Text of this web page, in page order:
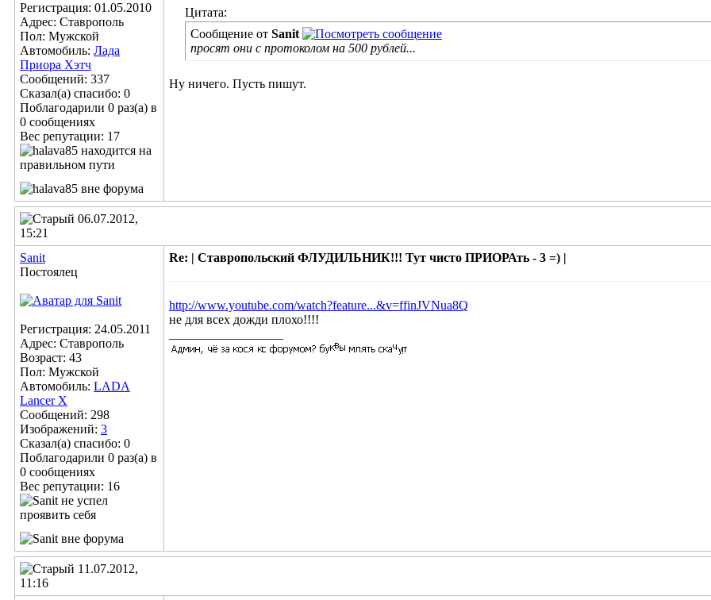
Регистрация: 01.05.2010
Адрес: Ставрополь
Пол: Мужской
Автомобиль: Лада
Приора Хэтч
Сообщений: 337
Сказал(а) спасибо: 0
Поблагодарили 0 раз(а) в
0 сообщениях
Вес репутации: 17
Цитата:
Сообщение от Sanit
просят они с протоколом на 500 рублей...
Ну ничего. Пусть пишут.
06.07.2012,
15:21
Sanit
Постоялец
Регистрация: 24.05.2011
Адрес: Ставрополь
Возраст: 43
Пол: Мужской
Автомобиль: LADA
Lancer X
Сообщений: 298
Изображений: 3
Сказал(а) спасибо: 0
Поблагодарили 0 раз(а) в
0 сообщениях
Вес репутации: 16
Re: | Ставропольский ФЛУДИЛЬНИК!!! Тут чисто ПРИОРАть - 3 =) |
http://www.youtube.com/watch?feature...&v=ffinJVNua8Q
не для всех дожди плохо!!!!
11.07.2012,
11:16